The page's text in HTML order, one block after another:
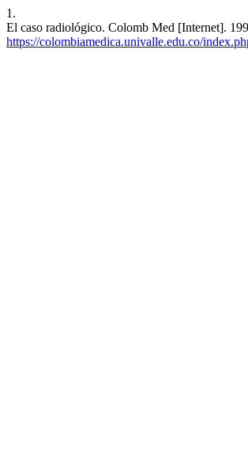
1.
El caso radiológico. Colomb Med [Internet].
https://colombiamedica.univalle.edu.co/